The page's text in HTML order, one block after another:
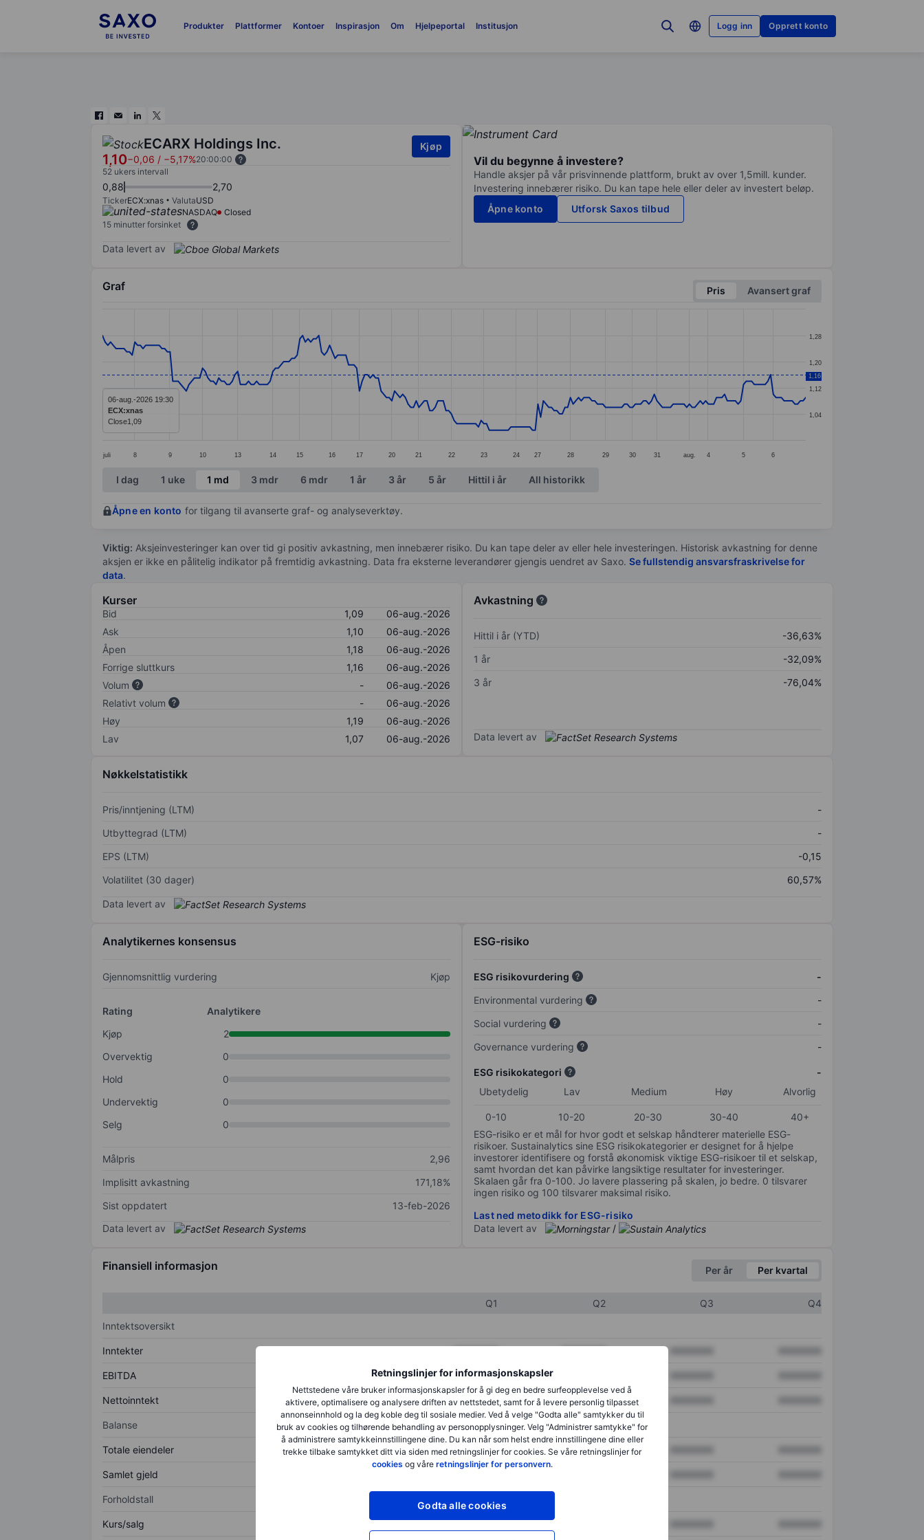
Produkter Plattformer Kontoer Inspirasjon Om Hjelpeportal Institusjon Logg inn Opprett konto
Retningslinjer for informasjonskapsler
Nettstedene våre bruker informasjonskapsler for å gi deg en bedre surfeopplevelse ved å
aktivere, optimalisere og analysere driften av nettstedet, samt for å levere personlig tilpasset
annonseinnhold og la deg koble deg til sosiale medier. Ved å velge "Godta alle" samtykker du til
bruk av cookies og tilhørende behandling av personopplysninger. Velg "Administrer samtykke" for
å administrere samtykkeinnstillingene dine. Du kan når som helst endre innstillingene dine eller
trekke tilbake samtykket ditt via siden med retningslinjer for cookies. Se våre retningslinjer for
cookies og våre retningslinjer for personvern.
Godta alle cookies
ECARX Holdings Inc.
1,10−0,06 / −5,17%20:00:00
Kjøp
52 ukers intervall
0,88 2,70
TickerECX:xnas ValutaUSD
NASDAQ
Closed
15 minutter forsinket
Data levert av
Vil du begynne å investere?
Handle aksjer på vår prisvinnende plattform, brukt av over 1,5mill. kunder.
Investering innebærer risiko. Du kan tape hele eller deler av investert beløp.
Åpne konto
Utforsk Saxos tilbud
Graf Pris
Avansert graf
Line chart with 261 data points.
The chart has 1 X axis displaying categories.
The chart has 1 Y axis displaying values. Data ranges from 0.99 to 1.28.
juli 8 9 10 13 14 15 16 17 20 21 22 23 24 27 28 29 30 31 aug. 4 5 6
1,04
1,12
1,20
1,28
1,16
06-aug.-2026 19:30
ECX:xnas
Close1,09
End of interactive chart.
I dag 1 uke 1 md 3 mdr 6 mdr 1 år 3 år 5 år Hittil i år All historikk
Åpne en konto for tilgang til avanserte graf- og analyseverktøy.
Viktig: Aksjeinvesteringer kan over tid gi positiv avkastning, men innebærer risiko. Du kan tape deler av eller hele investeringen. Historisk avkastning for denne
aksjen er ikke en pålitelig indikator på fremtidig avkastning. Data fra eksterne leverandører gjengis uendret av Saxo. Se fullstendig ansvarsfraskrivelse for
data.
Kurser
Bid 1,09
06-aug.-2026
Ask
1,10
06-aug.-2026
Åpen
1,18
06-aug.-2026
Forrige sluttkurs
1,16
06-aug.-2026
Volum
-
06-aug.-2026
Relativt volum
-
06-aug.-2026
Høy
1,19
06-aug.-2026
Lav
1,07 06-aug.-2026
Avkastning
Hittil i år (YTD)
-36,63%
1 år
-32,09%
3 år
-76,04%
Data levert av
Nøkkelstatistikk
Pris/inntjening (LTM)
-
Utbyttegrad (LTM)
-
EPS (LTM)
-0,15
Volatilitet (30 dager)
60,57%
Data levert av
Analytikernes konsensus
Gjennomsnittlig vurdering Kjøp
Rating
Analytikere
Kjøp
2
Overvektig
0
Hold
0
Undervektig
0
Selg
0
Målpris
2,96
Implisitt avkastning
171,18%
Sist oppdatert
13-feb-2026
Data levert av
ESG-risiko
ESG risikovurdering
-
Environmental vurdering
-
Social vurdering
-
Governance vurdering
-
ESG risikokategori
-
Ubetydelig
Lav Medium Høy Alvorlig
0-10 10-20 20-30 30-40
40+
ESG-risiko er et mål for hvor godt et selskap håndterer materielle ESG-
risikoer. Sustainalytics sine ESG risikokategorier er designet for å hjelpe
investorer identifisere og forstå økonomisk viktige ESG-risikoer til et selskap,
samt hvordan det kan påvirke langsiktige resultater for investeringer.
Skalaen går fra 0-100. Jo lavere plassering på skalen, jo bedre. 0 tilsvarer
ingen risiko og 100 tilsvarer maksimal risiko.
Last ned metodikk for ESG-risiko
Data levert av
/
Finansiell informasjon Per år Per kvartal
Q1 Q2 Q3
Q4
Inntektsoversikt
Inntekter
EBITDA XXXXXXX
Nettoinntekt XXXXXXX XXXXXXX
Balanse
Totale eiendeler XXXXXXX XXXXXXX
Samlet gjeld
Forholdstall
Kurs/salg XXXXXXX